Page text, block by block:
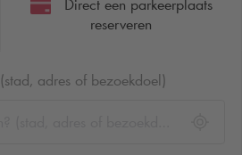
Direct een parkeerplaats
reserveren
adres of bezoekdoel)